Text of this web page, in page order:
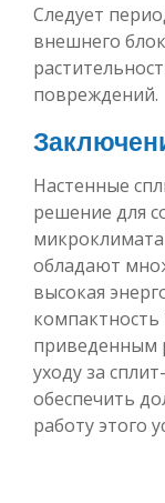
Следует
внешнего
повреждений.
Настенные
решение для
обладают
высокая
компактность
приведенным
уходу за
обеспечить
работу этого